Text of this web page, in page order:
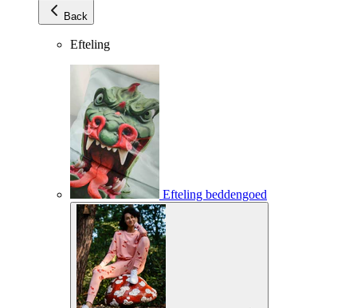
Back
Efteling
Efteling beddengoed